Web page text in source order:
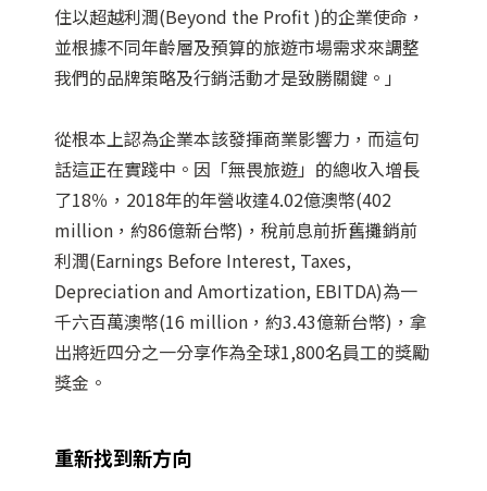
住以超越利潤(Beyond the Profit )的企業使命，
並根據不同年齡層及預算的旅遊市場需求來調整
我們的品牌策略及行銷活動才是致勝關鍵。」
從根本上認為企業本該發揮商業影響力，而這句
話這正在實踐中。因「無畏旅遊」的總收入增長
了18％，2018年的年營收達4.02億澳幣(402
million，約86億新台幣)，稅前息前折舊攤銷前
利潤(Earnings Before Interest, Taxes,
Depreciation and Amortization, EBITDA)為一
千六百萬澳幣(16 million，約3.43億新台幣)，拿
出將近四分之一分享作為全球1,800名員工的獎勵
獎金。
重新找到新方向